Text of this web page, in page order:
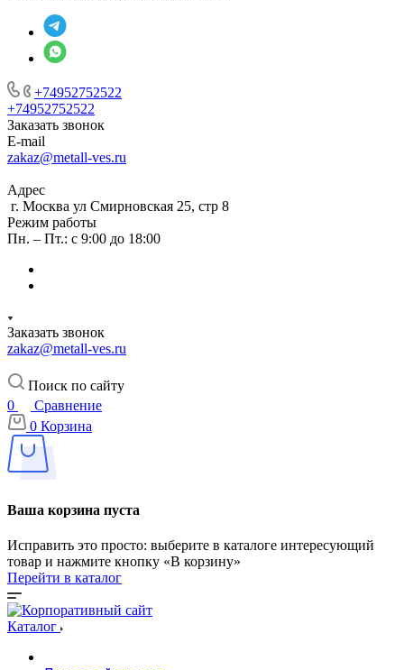
+74952752522
+74952752522
Заказать звонок
E-mail
zakaz@metall-ves.ru
Адрес
г. Москва ул Смирновская 25, стр 8
Режим работы
Пн. – Пт.: с 9:00 до 18:00
Заказать звонок
zakaz@metall-ves.ru
Поиск по сайту
0
Сравнение
0 Корзина
Ваша корзина пуста
Исправить это просто: выберите в каталоге интересующий
товар и нажмите кнопку «В корзину»
Перейти в каталог
Каталог